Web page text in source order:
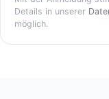
Details in unserer
möglich.